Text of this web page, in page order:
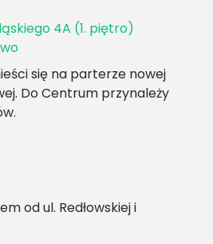
4A (1. piętro)
się na parterze nowej
Do Centrum przynależy
od ul. Redłowskiej i